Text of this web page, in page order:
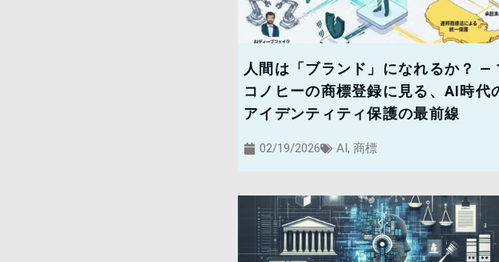
人間は「ブランド」になれるか？ —
コノヒーの商標登録に見る、AI時代
アイデンティティ保護の最前線
02/19/2026 AI,商標